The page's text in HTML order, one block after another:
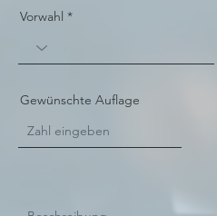
Vorwahl
Gewünschte Auflage